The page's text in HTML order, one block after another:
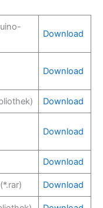
Download
Download
Download
Download
Download
Download